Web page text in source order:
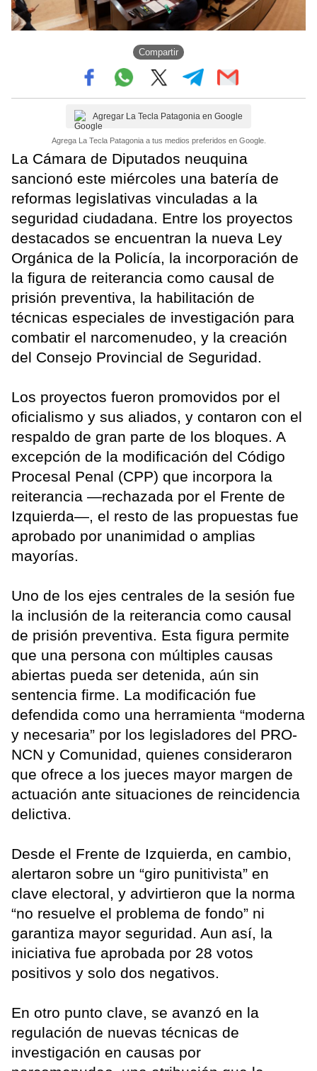
Compartir
Agregar La Tecla Patagonia en Google
Agrega La Tecla Patagonia a tus medios preferidos en Google.
La Cámara de Diputados neuquina
sancionó este miércoles una batería de
reformas legislativas vinculadas a la
seguridad ciudadana. Entre los proyectos
destacados se encuentran la nueva Ley
Orgánica de la Policía, la incorporación de
la figura de reiterancia como causal de
prisión preventiva, la habilitación de
técnicas especiales de investigación para
combatir el narcomenudeo, y la creación
del Consejo Provincial de Seguridad.
Los proyectos fueron promovidos por el
oficialismo y sus aliados, y contaron con el
respaldo de gran parte de los bloques. A
excepción de la modificación del Código
Procesal Penal (CPP) que incorpora la
reiterancia —rechazada por el Frente de
Izquierda—, el resto de las propuestas fue
aprobado por unanimidad o amplias
mayorías.
Uno de los ejes centrales de la sesión fue
la inclusión de la reiterancia como causal
de prisión preventiva. Esta figura permite
que una persona con múltiples causas
abiertas pueda ser detenida, aún sin
sentencia firme. La modificación fue
defendida como una herramienta “moderna
y necesaria” por los legisladores del PRO-
NCN y Comunidad, quienes consideraron
que ofrece a los jueces mayor margen de
actuación ante situaciones de reincidencia
delictiva.
Desde el Frente de Izquierda, en cambio,
alertaron sobre un “giro punitivista” en
clave electoral, y advirtieron que la norma
“no resuelve el problema de fondo” ni
garantiza mayor seguridad. Aun así, la
iniciativa fue aprobada por 28 votos
positivos y solo dos negativos.
En otro punto clave, se avanzó en la
regulación de nuevas técnicas de
investigación en causas por